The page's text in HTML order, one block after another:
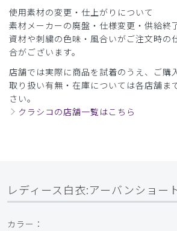
使用素材の変更・仕上がりについて
素材メーカーの廃盤・仕様変更・供給終
資材や刺繍の色味・風合いがご注文時の
合がございます。
店舗では実際に商品を試着のうえ、ご購
取り扱い有無・在庫については各店舗ま
さい。
クラシコの店舗一覧はこちら
レディース白衣:アーバンショー
カラー：